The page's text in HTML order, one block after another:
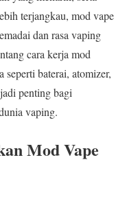
terjangkau, mod vape
dan rasa vaping
cara kerja mod
seperti baterai, atomizer,
penting bagi
vaping.
Mod Vape